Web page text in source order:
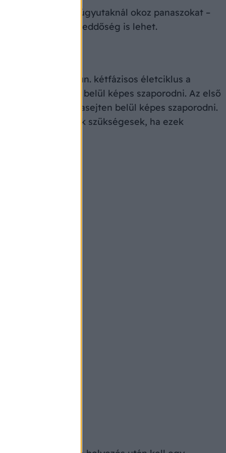
és a húgyutaknál okoz panaszokat –
szövődménye meddőség is lehet.
különleges, ún. kétfázisos életciklus a
gazdasejten belül képes szaporodni. Az első
a gazdasejten belül képes szaporodni.
és más anyagok szükségesek, ha ezek